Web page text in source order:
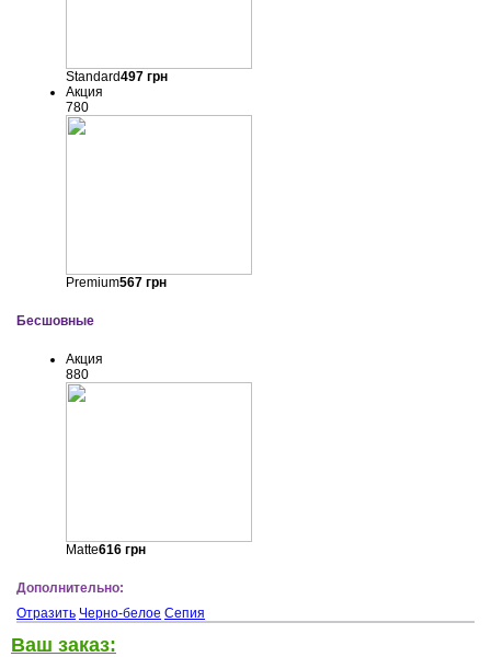
Standard497грн
Акция
780
Premium567грн
Бесшовные
Акция
880
Matte616грн
Дополнительно:
Отразить Черно-белое Сепия
Ваш заказ: